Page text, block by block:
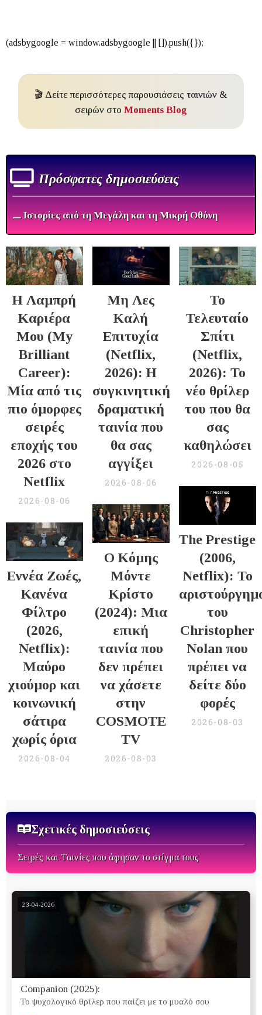
🎬 Δείτε περισσότερες παρουσιάσεις ταινιών &
σειρών στοMoments Blog
Πρόσφατες δημοσιεύσεις
⚊ Ιστορίες από τη Μεγάλη και τη Μικρή Οθόνη
Η Λαμπρή
Καριέρα
Μου (My
Brilliant
Career):
Μία από τις
πιο όμορφες
σειρές
εποχής του
2026 στο
Netflix
2026-08-06
Μη Λες
Καλή
Επιτυχία
(Netflix,
2026): Η
συγκινητική
δραματική
ταινία που
θα σας
αγγίξει
2026-08-06
Το
Τελευταίο
Σπίτι
(Netflix,
2026): Το
νέο θρίλερ
του που θα
σας
καθηλώσει
2026-08-05
Εννέα Ζωές,
Κανένα
Φίλτρο
(2026,
Netflix):
Μαύρο
χιούμορ και
κοινωνική
σάτιρα
χωρίς όρια
2026-08-04
Ο Κόμης
Μόντε
Κρίστο
(2024): Μια
επική
ταινία που
δεν πρέπει
να χάσετε
στην
COSMOTE
TV
2026-08-03
The Prestige
(2006,
Netflix): Το
του
Christopher
Nolan που
πρέπει να
δείτε δύο
φορές
2026-08-03
Σχετικές δημοσιεύσεις
Σειρές και Ταινίες που άφησαν το στίγμα τους
23-04-2026
Companion (2025):
Το ψυχολογικό θρίλερ που παίζει με το μυαλό σου